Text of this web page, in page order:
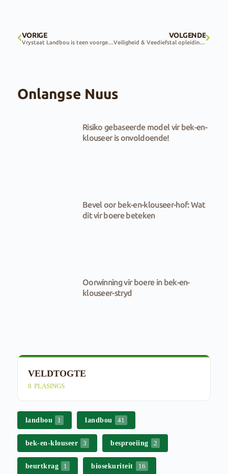
VORIGE
Vrystaat Landbou is teen voorgestelde Eskom-tariefverhogings
VOLGENDE
Veiligheid & Veediefstal opleiding werkswinkels
Onlangse Nuus
Risiko gebaseerde model vir bek-en-
klouseer is onvoldoende!
Bevel oor bek-en-klouseer-hof: Wat
dit vir boere beteken
Oorwinning vir boere in bek-en-
klouseer-stryd
VELDTOGTE
8 PLASINGS
landbou 1 landbou 41
bek-en-klouseer 3 besproeiing 2
beurtkrag 1 biosekuriteit 16